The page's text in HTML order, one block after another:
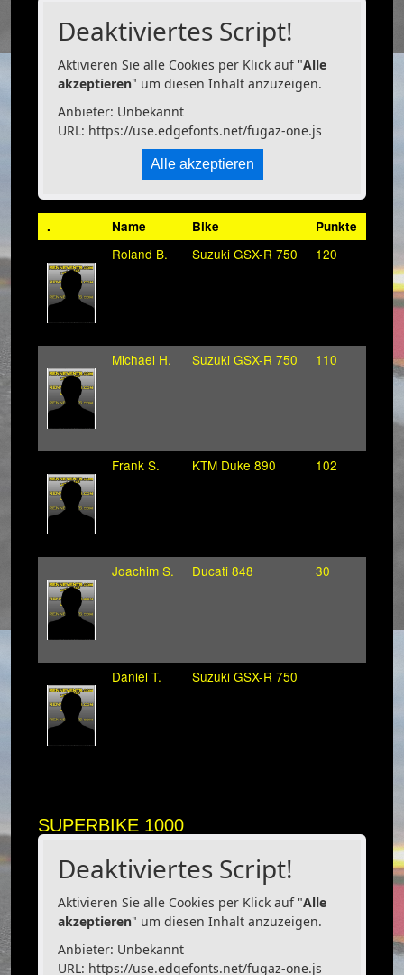
Deaktiviertes Script!
Aktivieren Sie alle Cookies per Klick auf "Alle
akzeptieren" um diesen Inhalt anzuzeigen.
Anbieter: Unbekannt
URL: https://use.edgefonts.net/fugaz-one.js
Alle akzeptieren
. Name Bike Punkte
Roland B. Suzuki GSX-R 750 120
Michael H. Suzuki GSX-R 750 110
Frank S. KTM Duke 890 102
Joachim S. Ducati 848 30
Daniel T. Suzuki GSX-R 750
SUPERBIKE 1000
Deaktiviertes Script!
Aktivieren Sie alle Cookies per Klick auf "Alle
akzeptieren" um diesen Inhalt anzuzeigen.
Anbieter: Unbekannt
URL: https://use.edgefonts.net/fugaz-one.js